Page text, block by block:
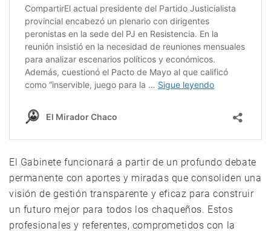
El Gabinete funcionará a partir de un profundo debate
permanente con aportes y miradas que consoliden una
visión de gestión transparente y eficaz para construir
un futuro mejor para todos los chaqueños. Estos
profesionales y referentes, comprometidos con la